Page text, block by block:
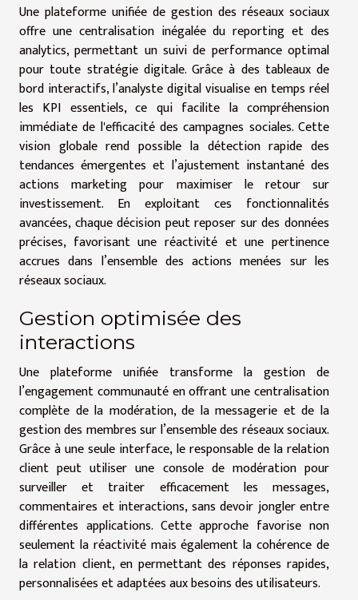
Une plateforme unifiée de gestion des réseaux sociaux
offre une centralisation inégalée du reporting et des
analytics, permettant un suivi de performance optimal
pour toute stratégie digitale. Grâce à des tableaux de
bord interactifs, l’analyste digital visualise en temps réel
les KPI essentiels, ce qui facilite la compréhension
immédiate de l'efficacité des campagnes sociales. Cette
vision globale rend possible la détection rapide des
tendances émergentes et l’ajustement instantané des
actions marketing pour maximiser le retour sur
investissement. En exploitant ces fonctionnalités
avancées, chaque décision peut reposer sur des données
précises, favorisant une réactivité et une pertinence
accrues dans l’ensemble des actions menées sur les
réseaux sociaux.
Gestion optimisée des
interactions
Une plateforme unifiée transforme la gestion de
l’engagement communauté en offrant une centralisation
complète de la modération, de la messagerie et de la
gestion des membres sur l’ensemble des réseaux sociaux.
Grâce à une seule interface, le responsable de la relation
client peut utiliser une console de modération pour
surveiller et traiter efficacement les messages,
commentaires et interactions, sans devoir jongler entre
différentes applications. Cette approche favorise non
seulement la réactivité mais également la cohérence de
la relation client, en permettant des réponses rapides,
personnalisées et adaptées aux besoins des utilisateurs.